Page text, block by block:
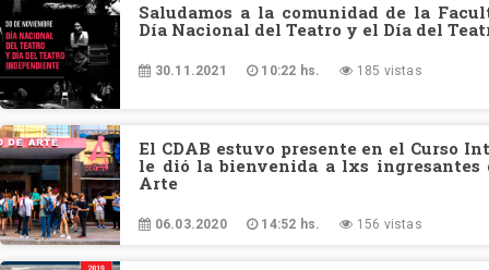
Saludamos a la comunidad de la
Día Nacional del Teatro y el Día del
30.11.2021 10:22 hs. 185 vistas
El CDAB estuvo presente en el Curso
le dió la bienvenida a lxs ingresantes
Arte
06.03.2020 14:52 hs. 156 vistas